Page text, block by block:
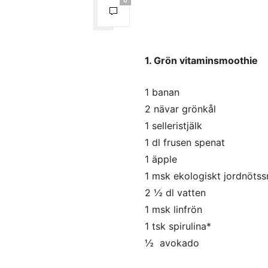
1. Grön vitaminsmoothie
1 banan
2 nävar grönkål
1 selleristjälk
1 dl frusen spenat
1 äpple
1 msk ekologiskt
2 ½ dl vatten
1 msk linfrön
1 tsk spirulina*
½ avokado